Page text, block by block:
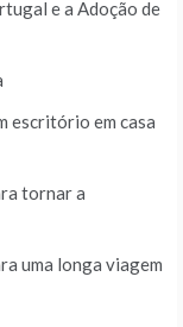
e a Adoção de
escritório em casa
tornar a
uma longa viagem